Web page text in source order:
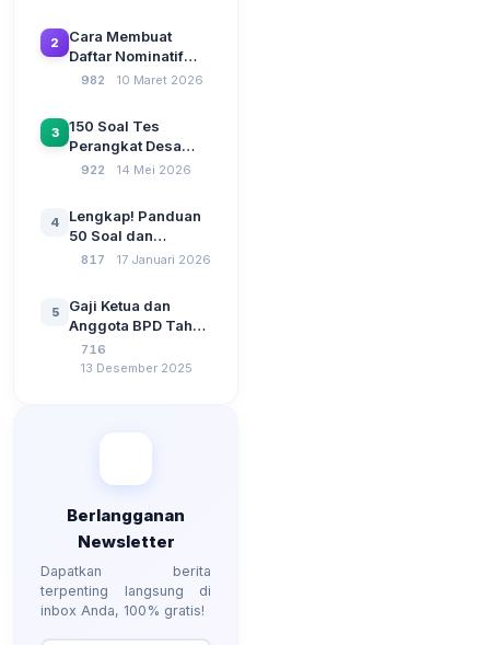
CAT Berbasis UU
Desa No. 3 Tahun
2024
2
Cara Membuat
Daftar Nominatif
Siltap di Aplikasi
SPP Pencairan
Dana Desa
982 10 Maret 2026
3
150 Soal Tes
Perangkat Desa
2026: Administrasi
Kebangsaan, dan
Komputer Beserta
Jawaban Paling
922 14 Mei 2026
4
Lengkap! Panduan
50 Soal dan
Jawaban Tes
Berdasarkan UU No
3 Tahun 2024
817 17 Januari 2026
5
Gaji Ketua dan
Anggota BPD Tahun
2026, Berapa
Besarannya? Ada
716
13 Desember 2025
Berlangganan
Newsletter
Dapatkan berita
terpenting langsung di
inbox Anda, 100% gratis!